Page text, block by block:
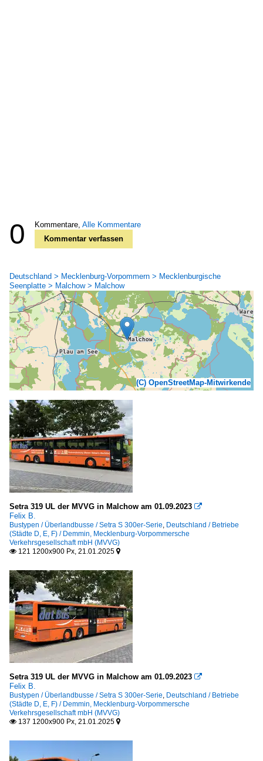
0 Kommentare, Alle Kommentare
Kommentar verfassen
Deutschland > Mecklenburg-Vorpommern > Mecklenburgische
Seenplatte > Malchow > Malchow
(C) OpenStreetMap-Mitwirkende
Setra 319 UL der MVVG in Malchow am 01.09.2023 
Felix B.
Bustypen / Überlandbusse / Setra S 300er-Serie, Deutschland / Betriebe
(Städte D, E, F) / Demmin, Mecklenburg-Vorpommersche
Verkehrsgesellschaft mbH (MVVG)
 121 1200x900 Px, 21.01.2025 
Setra 319 UL der MVVG in Malchow am 01.09.2023 
Felix B.
Bustypen / Überlandbusse / Setra S 300er-Serie, Deutschland / Betriebe
(Städte D, E, F) / Demmin, Mecklenburg-Vorpommersche
Verkehrsgesellschaft mbH (MVVG)
 137 1200x900 Px, 21.01.2025 